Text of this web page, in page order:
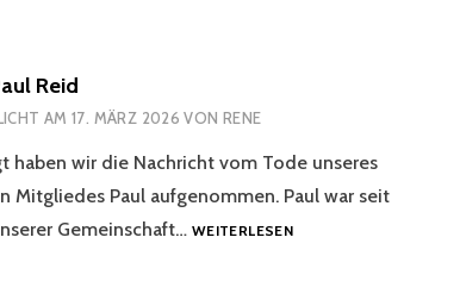
Reid
AM17. MÄRZ 2026 VONRENE
haben wir die Nachricht vom Tode unseres
Mitgliedes Paul aufgenommen. Paul war seit
Gemeinschaft… WEITERLESENNACHRUF